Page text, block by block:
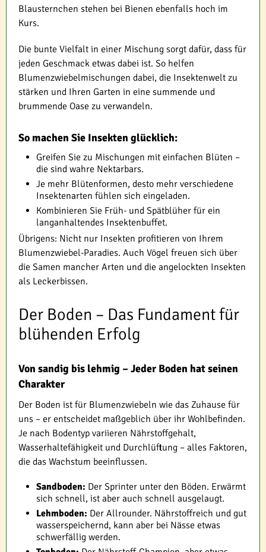
Blausternchen stehen bei Bienen ebenfalls hoch im
Kurs.
Die bunte Vielfalt in einer Mischung sorgt dafür, dass für
jeden Geschmack etwas dabei ist. So helfen
Blumenzwiebelmischungen dabei, die Insektenwelt zu
stärken und Ihren Garten in eine summende und
brummende Oase zu verwandeln.
So machen Sie Insekten glücklich:
Greifen Sie zu Mischungen mit einfachen Blüten –
die sind wahre Nektarbars.
Je mehr Blütenformen, desto mehr verschiedene
Insektenarten fühlen sich eingeladen.
Kombinieren Sie Früh- und Spätblüher für ein
langanhaltendes Insektenbuffet.
Übrigens: Nicht nur Insekten profitieren von Ihrem
Blumenzwiebel-Paradies. Auch Vögel freuen sich über
die Samen mancher Arten und die angelockten Insekten
als Leckerbissen.
Der Boden – Das Fundament für
blühenden Erfolg
Von sandig bis lehmig – Jeder Boden hat seinen
Charakter
Der Boden ist für Blumenzwiebeln wie das Zuhause für
uns – er entscheidet maßgeblich über ihr Wohlbefinden.
Je nach Bodentyp variieren Nährstoffgehalt,
Wasserhaltefähigkeit und Durchlüftung – alles Faktoren,
die das Wachstum beeinflussen.
Sandboden: Der Sprinter unter den Böden. Erwärmt
sich schnell, ist aber auch schnell ausgelaugt.
Lehmboden: Der Allrounder. Nährstoffreich und gut
wasserspeichernd, kann aber bei Nässe etwas
schwerfällig werden.